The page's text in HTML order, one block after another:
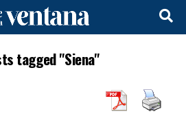
tagged "Siena"